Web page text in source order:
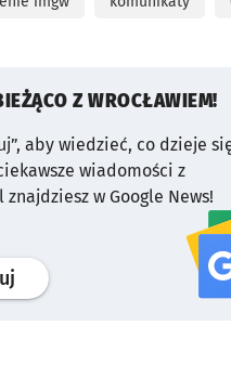
Z WROCŁAWIEM!
aby wiedzieć, co dzieje
wiadomości z
w Google News!
profil